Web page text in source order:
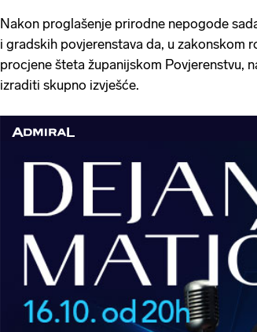
Nakon proglašenje prirodne nepogode
i gradskih povjerenstava da, u zakonskom
procjene šteta županijskom Povjerenstvu,
izraditi skupno izvješće.